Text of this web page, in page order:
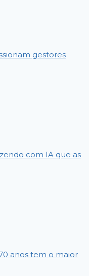
gestores
com IA que as
anos tem o maior